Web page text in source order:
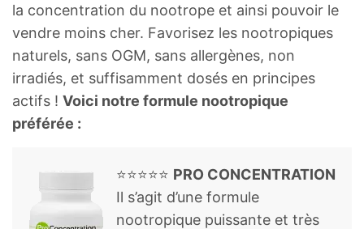
la concentration du nootrope et ainsi pouvoir le
vendre moins cher. Favorisez les nootropiques
naturels, sans OGM, sans allergènes, non
irradiés, et suffisamment dosés en principes
actifs ! Voici notre formule nootropique
préférée :
⭐⭐⭐⭐⭐ PRO CONCENTRATION
Il s’agit d’une formule
nootropique puissante et très